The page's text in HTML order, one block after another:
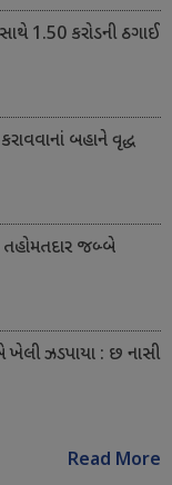
1.50 કરોડની ઠગાઈ
બહાને વૃદ્ધ
તહોમતદાર જબ્બે
ખેલી ઝડપાયા : છ નાસી
Read More